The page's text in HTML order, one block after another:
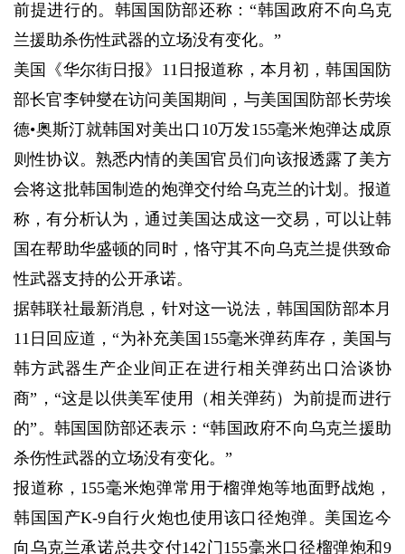
前提进行的。韩国国防部还称：“韩国政府不向乌克
兰援助杀伤性武器的立场没有变化。”
美国《华尔街日报》11日报道称，本月初，韩国国防
部长官李钟燮在访问美国期间，与美国国防部长劳埃
德•奥斯汀就韩国对美出口10万发155毫米炮弹达成原
则性协议。熟悉内情的美国官员们向该报透露了美方
会将这批韩国制造的炮弹交付给乌克兰的计划。报道
称，有分析认为，通过美国达成这一交易，可以让韩
国在帮助华盛顿的同时，恪守其不向乌克兰提供致命
性武器支持的公开承诺。
据韩联社最新消息，针对这一说法，韩国国防部本月
11日回应道，“为补充美国155毫米弹药库存，美国与
韩方武器生产企业间正在进行相关弹药出口洽谈协
商”，“这是以供美军使用（相关弹药）为前提而进行
的”。韩国国防部还表示：“韩国政府不向乌克兰援助
杀伤性武器的立场没有变化。”
报道称，155毫米炮弹常用于榴弹炮等地面野战炮，
韩国国产K-9自行火炮也使用该口径炮弹。美国迄今
向乌克兰承诺总共交付142门155毫米口径榴弹炮和9